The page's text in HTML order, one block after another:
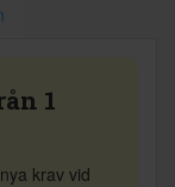
1
krav vid